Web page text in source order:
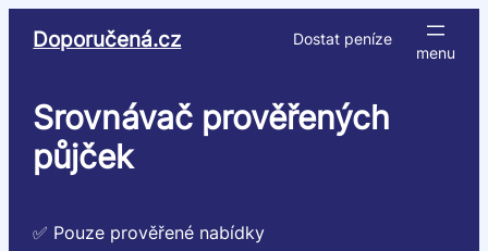
Doporučená.cz Dostat peníze
Srovnávač prověřených
půjček
✅ Pouze prověřené nabídky